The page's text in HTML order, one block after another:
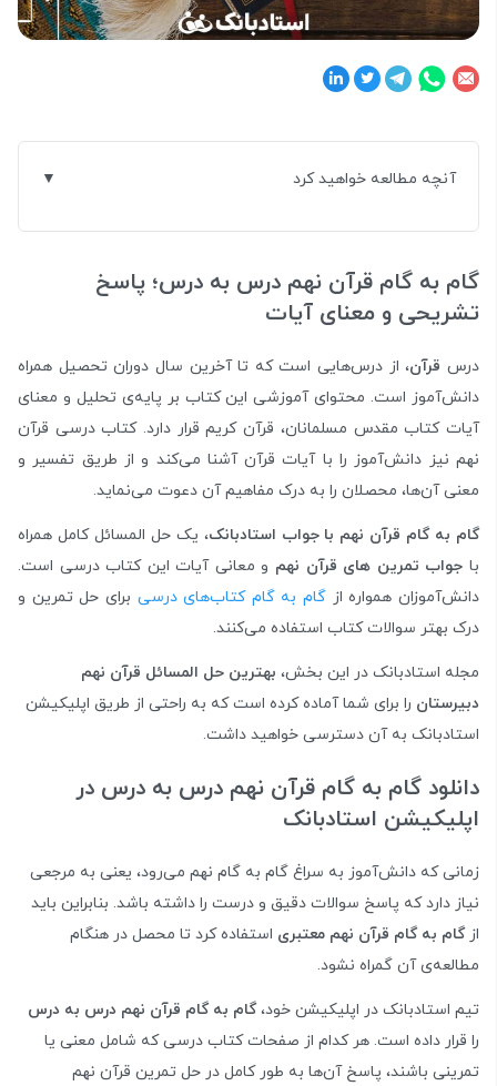
آنچه مطالعه خواهید کرد
گام به گام قرآن نهم درس به درس؛ پاسخ
تشریحی و معنای آیات
درس قرآن، از درس‌هایی است که تا آخرین سال دوران تحصیل همراه
دانش‌آموز است. محتوای آموزشی این کتاب بر پایه‌ی تحلیل و معنای
آیات کتاب مقدس مسلمانان، قرآن کریم قرار دارد. کتاب درسی قرآن
نهم نیز دانش‌آموز را با آیات قرآن آشنا می‌کند و از طریق تفسیر و
معنی آن‌ها، محصلان را به درک مفاهیم آن دعوت می‌نماید.
گام به گام قرآن نهم با جواب استادبانک، یک حل المسائل کامل همراه
با جواب تمرین های قرآن نهم و معانی آیات این کتاب درسی است.
دانش‌آموزان همواره از گام به گام کتاب‌های درسی برای حل تمرین و
درک بهتر سوالات کتاب استفاده می‌کنند.
مجله استادبانک در این بخش، بهترین حل المسائل قرآن نهم
دبیرستان را برای شما آماده کرده است که به راحتی از طریق اپلیکیشن
استادبانک به آن دسترسی خواهید داشت.
دانلود گام به گام قرآن نهم درس به درس در
اپلیکیشن استادبانک
زمانی که دانش‌آموز به سراغ گام به گام نهم می‌رود، یعنی به مرجعی
نیاز دارد که پاسخ سوالات دقیق و درست را داشته باشد. بنابراین باید
ازگام به گام قرآن نهم معتبری استفاده کرد تا محصل در هنگام
مطالعه‌ی آن گمراه نشود.
تیم استادبانک در اپلیکیشن خود،گام به گام قرآن نهم درس به درس
را قرار داده است. هر کدام از صفحات کتاب درسی که شامل معنی یا
تمرینی باشند، پاسخ آن‌ها به طور کامل در حل تمرین قرآن نهم